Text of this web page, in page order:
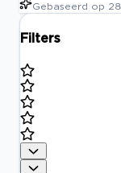
Gebaseerd op 28
Filters